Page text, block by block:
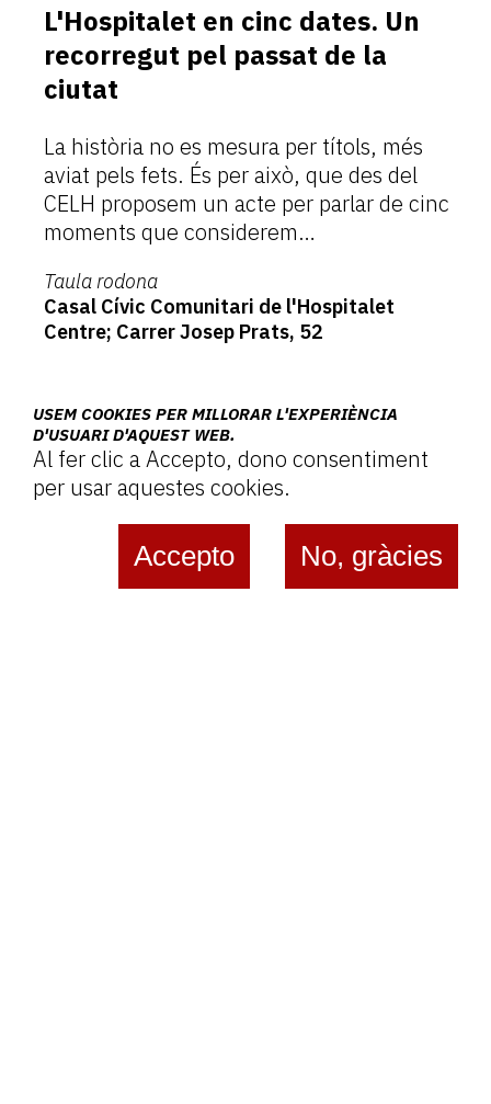
L'Hospitalet en cinc dates. Un
recorregut pel passat de la
ciutat
La història no es mesura per títols, més
aviat pels fets. És per això, que des del
CELH proposem un acte per parlar de cinc
moments que considerem…
Taula rodona
Casal Cívic Comunitari de l'Hospitalet
Centre; Carrer Josep Prats, 52
Més
USEM COOKIES PER MILLORAR L'EXPERIÈNCIA
D'USUARI D'AQUEST WEB.
Al fer clic a Accepto, dono consentiment
per usar aquestes cookies.
Accepto No, gràcies